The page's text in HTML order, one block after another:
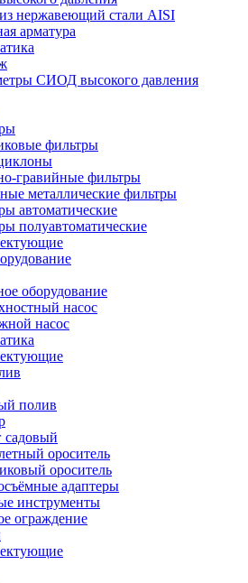
нержавеющий стали AISI
арматура
СИОД высокого давления
фильтры
гравийные фильтры
металлические фильтры
автоматические
полуавтоматические
оборудование
насос
насос
полив
ороситель
ороситель
адаптеры
инструменты
ограждение